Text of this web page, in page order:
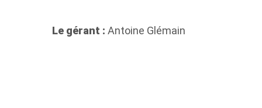
Le gérant : Antoine Glémain